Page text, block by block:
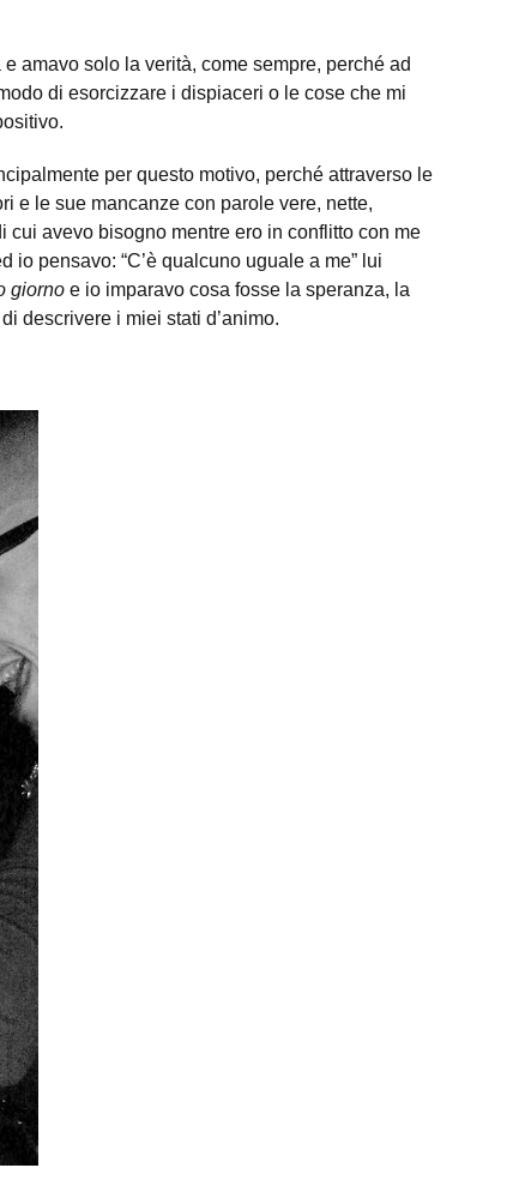
amavo solo la verità, come sempre, perché ad
di esorcizzare i dispiaceri o le cose che mi
per questo motivo, perché attraverso le
e le sue mancanze con parole vere, nette,
avevo bisogno mentre ero in conflitto con me
io pensavo: “C’è qualcuno uguale a me” lui
giorno e io imparavo cosa fosse la speranza, la
descrivere i miei stati d’animo.